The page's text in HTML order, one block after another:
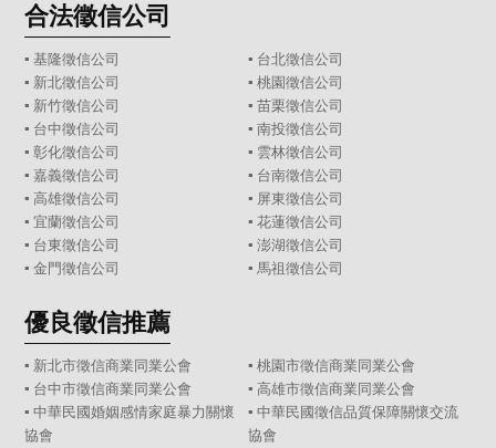
合法徵信公司
▪基隆徵信公司 ▪ 台北徵信公司
▪ 新北徵信公司 ▪ 桃園徵信公司
▪ 新竹徵信公司 ▪ 苗栗徵信公司
▪ 台中徵信公司 ▪ 南投徵信公司
▪彰化徵信公司 ▪ 雲林徵信公司
▪嘉義徵信公司 ▪ 台南徵信公司
▪高雄徵信公司 ▪ 屏東徵信公司
▪宜蘭徵信公司 ▪ 花蓮徵信公司
▪ 台東徵信公司 ▪ 澎湖徵信公司
▪金門徵信公司 ▪ 馬祖徵信公司
優良徵信推薦
▪ 新北市徵信商業同業公會
▪ 桃園市徵信商業同業公會
▪ 台中市徵信商業同業公會
▪ 高雄市徵信商業同業公會
▪ 中華民國婚姻感情家庭暴力關懷
協會
▪ 中華民國徵信品質保障關懷交流
協會